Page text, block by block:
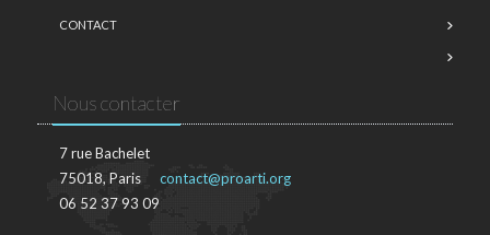
CONTACT
Nous contacter
7 rue Bachelet
75018, Paris
06 52 37 93 09
contact@proarti.org